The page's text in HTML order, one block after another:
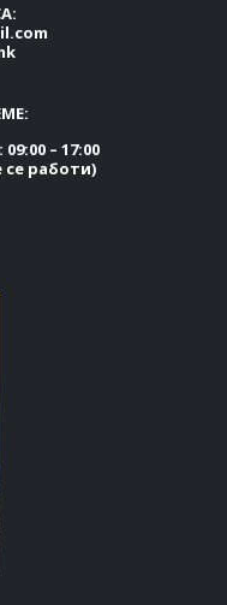
– 17:00
се работи)